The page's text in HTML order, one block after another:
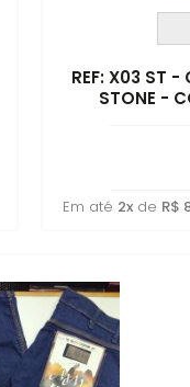
REF: X03 ST -
STONE -
Em até 2x de R$